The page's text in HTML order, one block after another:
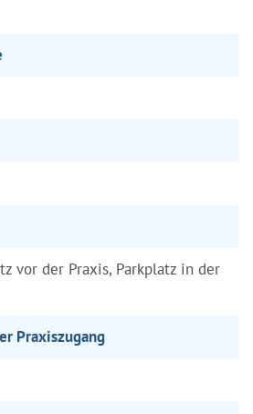
vor der Praxis, Parkplatz in der
Praxiszugang